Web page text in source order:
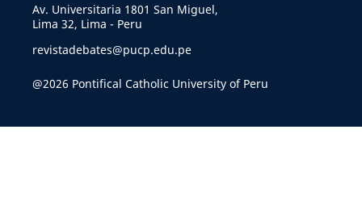
Av. Universitaria 1801 San Miguel,
Lima 32, Lima - Peru
revistadebates@pucp.edu.pe
@2026 Pontifical Catholic University of Peru